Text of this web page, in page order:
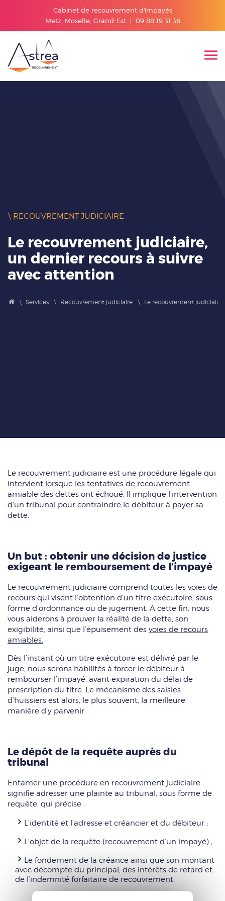
Cabinet de recouvrement d'impayés
Metz, Moselle, Grand-Est | 09 88 19 31 36
\ RECOUVREMENT JUDICIAIRE
Le recouvrement judiciaire,
un dernier recours à suivre
avec attention
Services Recouvrement judiciaire Le recouvrement
Le recouvrement judiciaire est une procédure légale qui
intervient lorsque les tentatives de recouvrement
amiable des dettes ont échoué. Il implique l'intervention
d'un tribunal pour contraindre le débiteur à payer sa
dette.
Un but : obtenir une décision de justice
exigeant le remboursement de l’impayé
Le recouvrement judiciaire comprend toutes les voies de
recours qui visent l’obtention d’un titre exécutoire, sous
forme d’ordonnance ou de jugement. A cette fin, nous
vous aiderons à prouver la réalité de la dette, son
exigibilité, ainsi que l’épuisement des voies de recours
amiables.
Dès l’instant où un titre exécutoire est délivré par le
juge, nous serons habilités à forcer le débiteur à
rembourser l’impayé, avant expiration du délai de
prescription du titre. Le mécanisme des saisies
d’huissiers est alors, le plus souvent, la meilleure
manière d’y parvenir.
Le dépôt de la requête auprès du
tribunal
Entamer une procédure en recouvrement judiciaire
signifie adresser une plainte au tribunal, sous forme de
requête, qui précise :
L’identité et l’adresse et créancier et du débiteur ;
L’objet de la requête (recouvrement d’un impayé) ;
Le fondement de la créance ainsi que son montant
avec décompte du principal, des intérêts de retard et
de l’indemnité forfaitaire de recouvrement.